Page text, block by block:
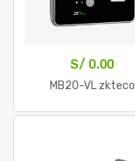
S/ 0.00
MB20-VL zkteco